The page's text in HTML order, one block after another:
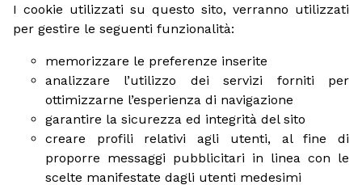
I cookie utilizzati su questo sito, verranno utilizzati
per gestire le seguenti funzionalità:
memorizzare le preferenze inserite
analizzare l’utilizzo dei servizi forniti per
ottimizzarne l’esperienza di navigazione
garantire la sicurezza ed integrità del sito
creare profili relativi agli utenti, al fine di
proporre messaggi pubblicitari in linea con le
scelte manifestate dagli utenti medesimi